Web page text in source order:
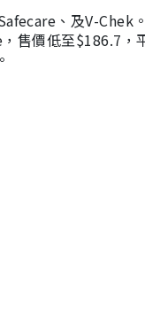
、及V-Chek
售價低至$186.7，